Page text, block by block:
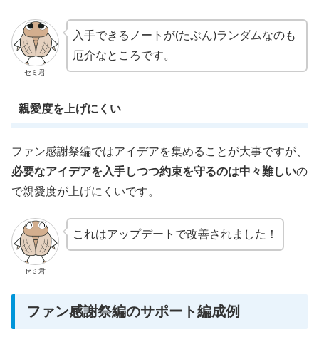
セミ君
入手できるノートが(たぶん)ランダムなのも
厄介なところです。
親愛度を上げにくい
ファン感謝祭編ではアイデアを集めることが大事ですが、
必要なアイデアを入手しつつ約束を守るのは中々難しいの
で親愛度が上げにくいです。
セミ君
これはアップデートで改善されました！
ファン感謝祭編のサポート編成例